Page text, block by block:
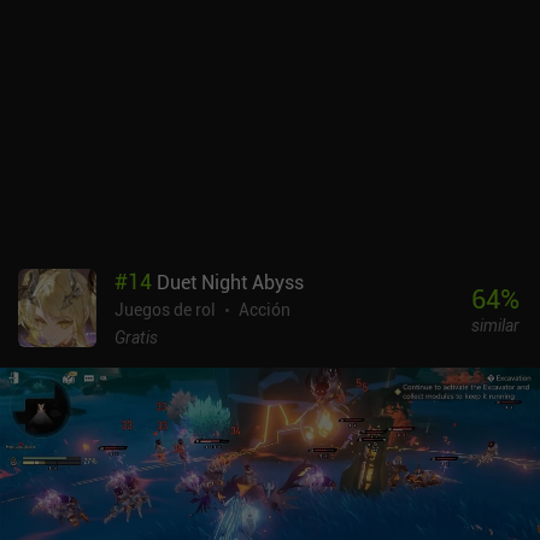
#14 Duet Night Abyss
Juegos de rol
Acción
Gratis
64%
similar